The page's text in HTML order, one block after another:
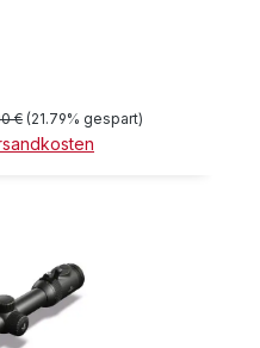
Preis:
€ (21.79% gespart)